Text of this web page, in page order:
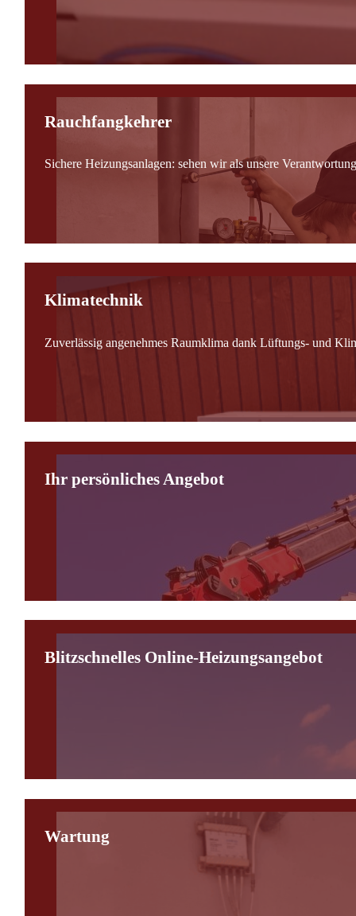
Rauchfangkehrer
Sichere Heizungsanlagen: sehen wir als unsere
Klimatechnik
Zuverlässig angenehmes Raumklima dank Lüftungs- und
Ihr persönliches Angebot
Blitzschnelles Online-Heizungsangebot
Wartung